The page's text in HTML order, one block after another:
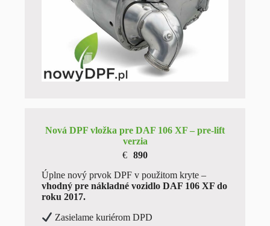
Nová DPF vložka pre DAF 106 XF – pre-lift
verzia
890
€
Úplne nový prvok DPF v použitom kryte –
vhodný pre nákladné vozidlo DAF 106 XF do
roku 2017.
Zasielame kuriérom DPD